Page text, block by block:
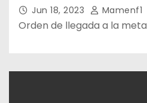
Jun 18, 2023 Mamenf1
Orden de llegada a la meta